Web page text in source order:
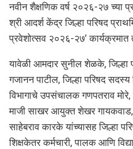
नवीन शैक्षणिक वर्ष २०२६-२७ च्या
श्री आदर्श केंद्र जिल्हा परिषद
प्रवेशोत्सव २०२६-२७’ कार्यक्रमात
यावेळी आमदार सुनील शेळके, जिल्हा
गजानन पाटील, जिल्हा परिषद
विभागाचे उपसंचालक गणपतराव मोरे,
माजी साखर आयुक्त शेखर गायकवाड,
साहेबराव कारके यांच्यासह जिल्हा
शिक्षकेतर कर्मचारी, पालक आणि